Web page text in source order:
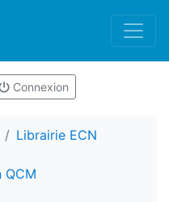
Connexion
Librairie ECN
QCM